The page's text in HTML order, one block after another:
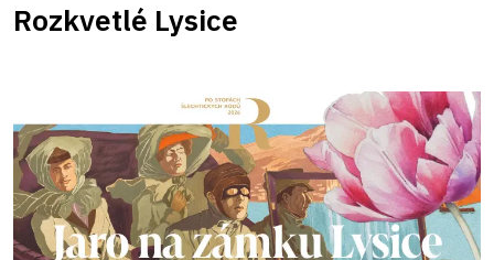
Rozkvetlé Lysice